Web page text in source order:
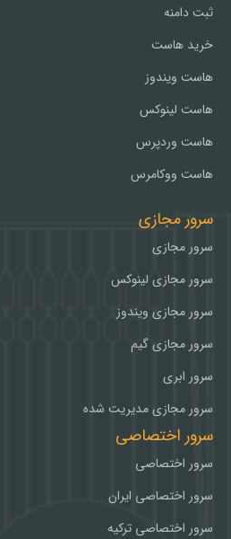
ثبت دامنه
خرید هاست
هاست ویندوز
هاست لینوکس
هاست وردپرس
هاست ووکامرس
سرور مجازی
سرور مجازی
سرور مجازی لینوکس
سرور مجازی ویندوز
سرور مجازی گیم
سرور ابری
سرور مجازی مدیریت شده
سرور اختصاصی
سرور اختصاصی
سرور اختصاصی ایران
سرور اختصاصی ترکیه